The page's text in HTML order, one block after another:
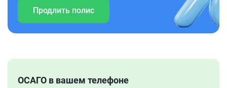
Продлить полис
ОСАГО в вашем телефоне